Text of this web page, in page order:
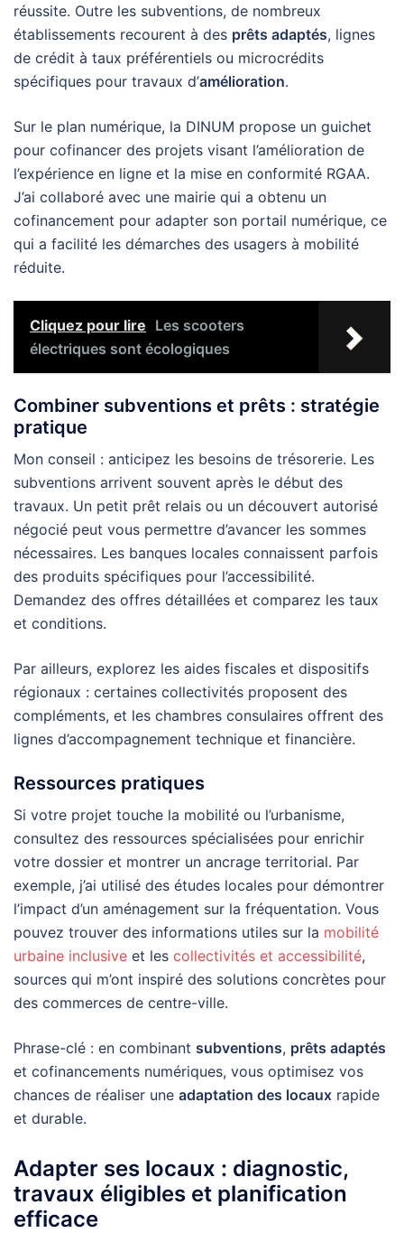
réussite. Outre les subventions, de nombreux
établissements recourent à des prêts adaptés, lignes
de crédit à taux préférentiels ou microcrédits
spécifiques pour travaux d’amélioration.
Sur le plan numérique, la DINUM propose un guichet
pour cofinancer des projets visant l’amélioration de
l’expérience en ligne et la mise en conformité RGAA.
J’ai collaboré avec une mairie qui a obtenu un
cofinancement pour adapter son portail numérique, ce
qui a facilité les démarches des usagers à mobilité
réduite.
Cliquez pour lire Les scooters
électriques sont écologiques
Combiner subventions et prêts : stratégie
pratique
Mon conseil : anticipez les besoins de trésorerie. Les
subventions arrivent souvent après le début des
travaux. Un petit prêt relais ou un découvert autorisé
négocié peut vous permettre d’avancer les sommes
nécessaires. Les banques locales connaissent parfois
des produits spécifiques pour l’accessibilité.
Demandez des offres détaillées et comparez les taux
et conditions.
Par ailleurs, explorez les aides fiscales et dispositifs
régionaux : certaines collectivités proposent des
compléments, et les chambres consulaires offrent des
lignes d’accompagnement technique et financière.
Ressources pratiques
Si votre projet touche la mobilité ou l’urbanisme,
consultez des ressources spécialisées pour enrichir
votre dossier et montrer un ancrage territorial. Par
exemple, j’ai utilisé des études locales pour démontrer
l’impact d’un aménagement sur la fréquentation. Vous
pouvez trouver des informations utiles sur la mobilité
urbaine inclusive et les collectivités et accessibilité,
sources qui m’ont inspiré des solutions concrètes pour
des commerces de centre-ville.
Phrase-clé : en combinant subventions, prêts adaptés
et cofinancements numériques, vous optimisez vos
chances de réaliser une adaptation des locaux rapide
et durable.
Adapter ses locaux : diagnostic,
travaux éligibles et planification
efficace